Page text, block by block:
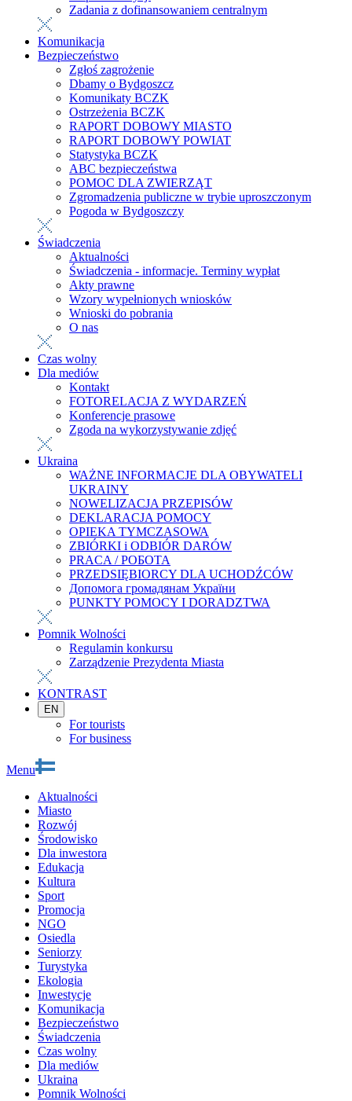
Zadania z dofinansowaniem centralnym
Komunikacja
Bezpieczeństwo
Zgłoś zagrożenie
Dbamy o Bydgoszcz
Komunikaty BCZK
Ostrzeżenia BCZK
RAPORT DOBOWY MIASTO
RAPORT DOBOWY POWIAT
Statystyka BCZK
ABC bezpieczeństwa
POMOC DLA ZWIERZĄT
Zgromadzenia publiczne w trybie uproszczonym
Pogoda w Bydgoszczy
Świadczenia
Aktualności
Świadczenia - informacje. Terminy wypłat
Akty prawne
Wzory wypełnionych wniosków
Wnioski do pobrania
O nas
Czas wolny
Dla mediów
Kontakt
FOTORELACJA Z WYDARZEŃ
Konferencje prasowe
Zgoda na wykorzystywanie zdjęć
Ukraina
WAŻNE INFORMACJE DLA OBYWATELI
UKRAINY
NOWELIZACJA PRZEPISÓW
DEKLARACJA POMOCY
OPIEKA TYMCZASOWA
ZBIÓRKI i ODBIÓR DARÓW
PRACA / РОБОТА
PRZEDSIĘBIORCY DLA UCHODŹCÓW
Допомога громадянам України
PUNKTY POMOCY I DORADZTWA
Pomnik Wolności
Regulamin konkursu
Zarządzenie Prezydenta Miasta
KONTRAST
EN
For tourists
For business
Menu
Aktualności
Miasto
Rozwój
Środowisko
Dla inwestora
Edukacja
Kultura
Sport
Promocja
NGO
Osiedla
Seniorzy
Turystyka
Ekologia
Inwestycje
Komunikacja
Bezpieczeństwo
Świadczenia
Czas wolny
Dla mediów
Ukraina
Pomnik Wolności